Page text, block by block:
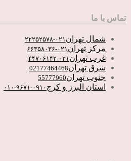
تماس با ما
شمال تهران ۰۲۱-۲۲۲۵۲۵۷۸
مرکز تهران ۰۲۱-۶۶۳۵۸۰۳۶
غرب تهران ۰۲۱-۴۴۷۰۶۱۴۲
شرق تهران02177464468
جنوب تهران55777960
استان البرز و کرج ۰۹۱۰-۹۶۷۱-۰۱۰